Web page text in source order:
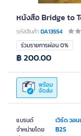
หนังสือ Bridge to
รหัสสินค้าDA13554
แบรนด์ เวิร์ด วอ
จำหน่ายโดย B2S
ร่วมรายการผ่อน 0%
พร้อม
จัดส่ง
฿ 200.00